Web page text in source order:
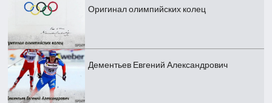
Оригинал олимпийских колец
Дементьев Евгений Александрович